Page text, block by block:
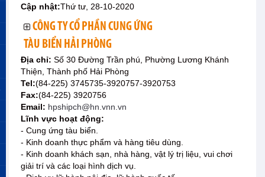
Cập nhật:Thứ tư, 28-10-2020
CÔNG TY CỔ PHẦN CUNG ỨNG
TÀU BIỂN HẢI PHÒNG
Địa chỉ: Số 30 Đường Trần phú, Phường Lương Khánh
Thiện, Thành phố Hải Phòng
Tel:(84-225) 3745735-3920757-3920753
Fax:(84-225) 3920756
Email: hpshipch@hn.vnn.vn
Lĩnh vực hoạt động:
- Cung ứng tàu biển.
- Kinh doanh thực phẩm và hàng tiêu dùng.
- Kinh doanh khách sạn, nhà hàng, vật lý trị liệu, vui chơi
giải trí và các loại hình dịch vụ.